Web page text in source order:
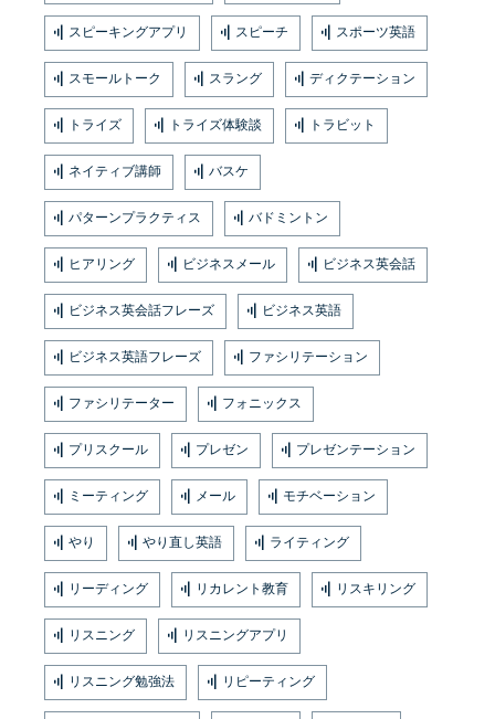
スピーキングアプリ スピーチ スポーツ英語
スモールトーク スラング ディクテーション
トライズ トライズ体験談 トラビット
ネイティブ講師 バスケ
パターンプラクティス バドミントン
ヒアリング ビジネスメール ビジネス英会話
ビジネス英会話フレーズ ビジネス英語
ビジネス英語フレーズ ファシリテーション
ファシリテーター フォニックス
プリスクール プレゼン プレゼンテーション
ミーティング メール モチベーション
やり やり直し英語 ライティング
リーディング リカレント教育 リスキリング
リスニング リスニングアプリ
リスニング勉強法 リピーティング